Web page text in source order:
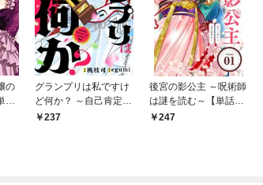
の
グランプリは私ですけ
ど何か？ ～自己肯定モ
ンスターのミスコン無
237
後宮の影公主 ～呪術師
は謎を読む～【単話】
（１）
247